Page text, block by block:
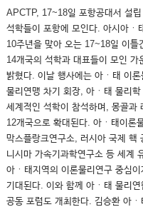
APCTP, 17~18일 포항공대서 설
석학들이 포항에 모인다. 아시아ㆍ
10주년을 맞아 오는 17~18일 이틀
14개국의 석학과 대표들이 모인
밝혔다. 이날 행사에는 아ㆍ태 이
물리연맹 차기 회장, 아ㆍ태 물리
세계적인 석학이 참석하며, 몽골과
12개국으로 확대된다. 아ㆍ태이론
막스플랑크연구소, 러시아 국제 핵
니시마 가속기과학연구소 등 세계
아ㆍ태지역의 이론물리연구 중심
기대된다. 이와 함께 아ㆍ태 물리
공동 포럼도 개최한다. 김승환 아